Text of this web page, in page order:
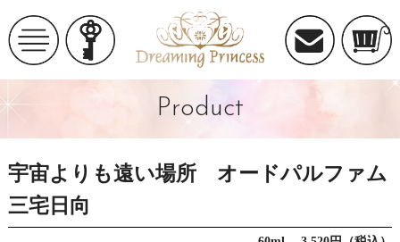
Product
宇宙よりも遠い場所 オードパルファム
三宅日向